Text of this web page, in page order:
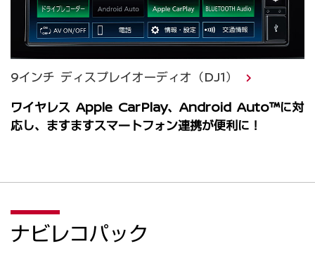
9インチ ディスプレイオーディオ（DJ1）
ワイヤレス Apple CarPlay、Android Auto™に対
応し、ますますスマートフォン連携が便利に！
ナビレコパック